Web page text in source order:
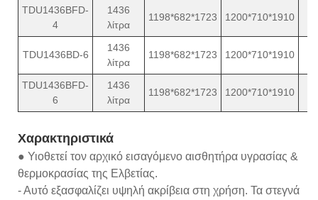
TDU1436BFD-
4
1436
λίτρα
1198*682*1723 1200*710*1910
TDU1436BD-6
1436
λίτρα
1198*682*1723 1200*710*1910
TDU1436BFD-
6
1436
λίτρα
1198*682*1723 1200*710*1910
Χαρακτηριστικά
● Υιοθετεί τον αρχικό εισαγόμενο αισθητήρα υγρασίας &
θερμοκρασίας της Ελβετίας.
- Αυτό εξασφαλίζει υψηλή ακρίβεια στη χρήση. Τα στεγνά